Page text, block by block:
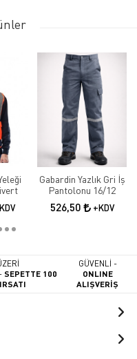
Gabardin Yazlık Gri İş
Pantolonu 16/12
526,50 +KDV
SEPETTE 100
GÜVENLİ -
ONLINE
ALIŞVERİŞ